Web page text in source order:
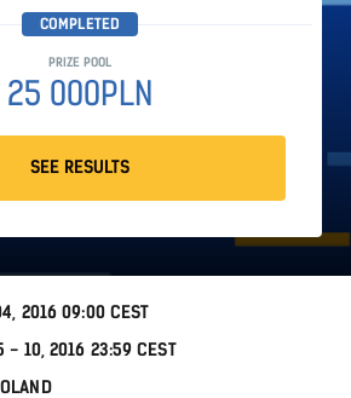
COMPLETED
PRIZE POOL
25 000PLN
SEE RESULTS
2016 09:00 CEST
- 10, 2016 23:59 CEST